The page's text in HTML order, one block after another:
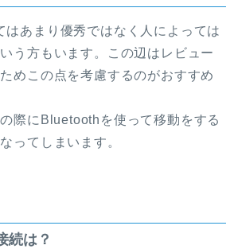
はあまり優秀ではなく人によっては
う方もいます。この辺はレビュー
めこの点を考慮するのがおすすめ
際にBluetoothを使って移動をする
ってしまいます。
続は？